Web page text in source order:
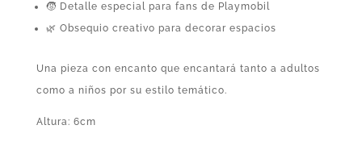
🧒 Detalle especial para fans de Playmobil
🌿 Obsequio creativo para decorar espacios
Una pieza con encanto que encantará tanto a adultos
como a niños por su estilo temático.
Altura: 6cm